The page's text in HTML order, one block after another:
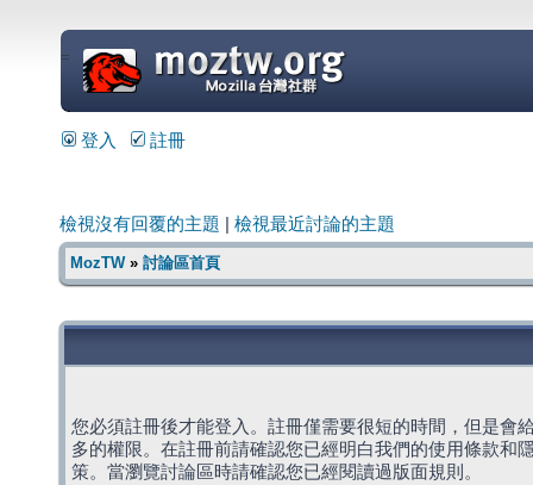
=
登入 註冊
檢視沒有回覆的主題 檢視最近討論的主題
MozTW» 討論區首頁
您必須註冊後才能登入。註冊僅需要很短的時間，但是會
多的權限。在註冊前請確認您已經明白我們的使用條款和
策。當瀏覽討論區時請確認您已經閱讀過版面規則。